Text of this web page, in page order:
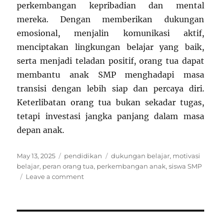
perkembangan kepribadian dan mental
mereka. Dengan memberikan dukungan
emosional, menjalin komunikasi aktif,
menciptakan lingkungan belajar yang baik,
serta menjadi teladan positif, orang tua dapat
membantu anak SMP menghadapi masa
transisi dengan lebih siap dan percaya diri.
Keterlibatan orang tua bukan sekadar tugas,
tetapi investasi jangka panjang dalam masa
depan anak.
Posted
on
May 13, 2025 Categories
pendidikan Tags
dukungan belajar, motivasi
belajar, peran orang tua, perkembangan anak,siswa SMP
Leave a commenton